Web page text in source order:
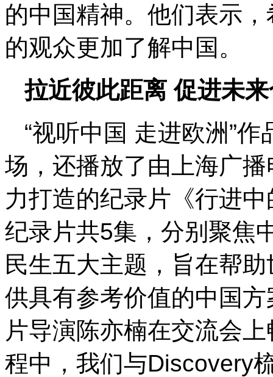
的中国精神。他们表示
的观众更加了解中国。
拉近彼此距离 促进未
“视听中国 走进欧洲”
场，还播放了由上海广
力打造的纪录片《行进
纪录片共5集，分别聚焦
民生五大主题，旨在帮
供具有参考价值的中国
片导演陈亦楠在交流会
程中，我们与Discovery